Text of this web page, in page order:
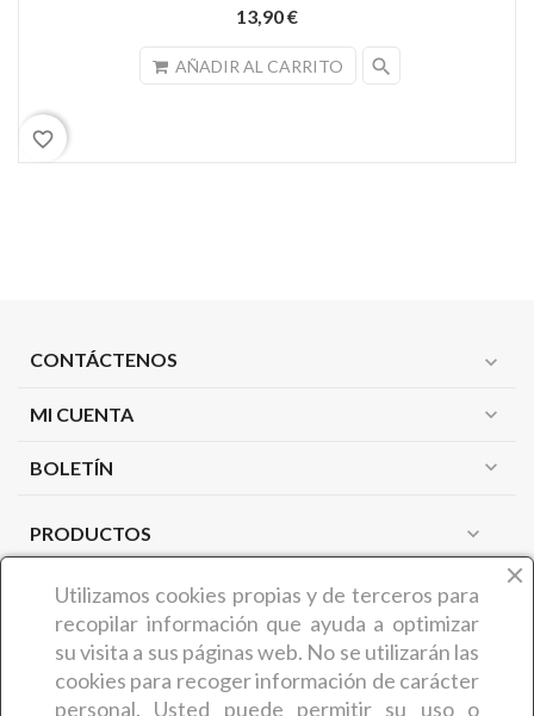
13,90 €
AÑADIR AL CARRITO search
favorite_border
CONTÁCTENOS expand_more
MI CUENTA expand_more
BOLETÍN expand_more
PRODUCTOS expand_more
NUESTRA EMPRESA expand_more
¿QUIÉNES SOMOS?
COMERCIAL CARMIN (Benedicta Camaron de Castro) es
Utilizamos cookies propias y de terceros para
recopilar información que ayuda a optimizar
su visita a sus páginas web. No se utilizarán las
cookies para recoger información de carácter
personal. Usted puede permitir su uso o